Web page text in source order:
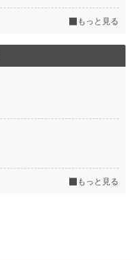
もっと見る
もっと見る